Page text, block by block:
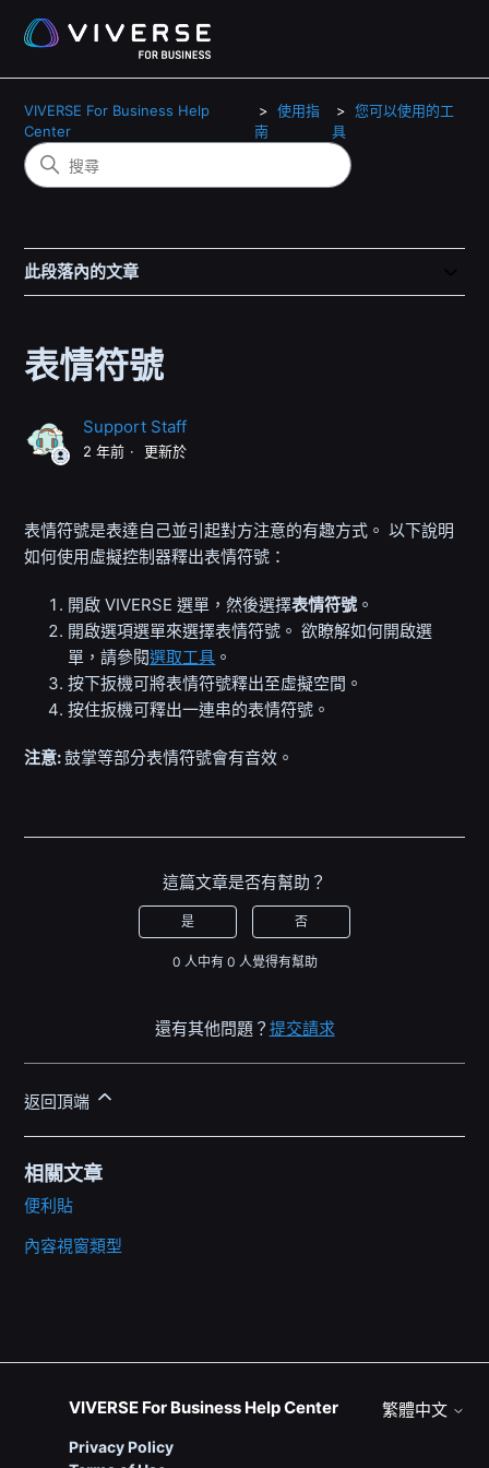
VIVERSE For Business Help
Center
使用指
南
您可以使用的工
具
此段落內的文章
表情符號
Support Staff
2 年前 更新於
表情符號是表達自己並引起對方注意的有趣方式。 以下說明
如何使用虛擬控制器釋出表情符號：
開啟VIVERSE 選單 ，然後選擇表情符號 。
開啟選項選單來選擇表情符號。欲瞭解如何開啟選
單，請參閱選取工具 。
按下扳機可將表情符號釋出至虛擬空間。
按住扳機可釋出一連串的表情符號。
注意:鼓掌等部分表情符號會有音效。
這篇文章是否有幫助？
是 否
0 人中有 0 人覺得有幫助
還有其他問題？ 提交請求
返回頂端
相關文章
便利貼
內容視窗類型
VIVERSE For Business Help Center
Privacy Policy
繁體中文